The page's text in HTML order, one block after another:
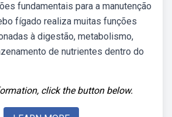
fundamentais para a manutenção
fígado realiza muitas funções
à digestão, metabolismo,
de nutrientes dentro do
click the button below.